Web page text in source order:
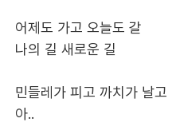
어제도 가고 오늘도 갈
나의 길 새로운 길
민들레가 피고 까치가 날고
아..